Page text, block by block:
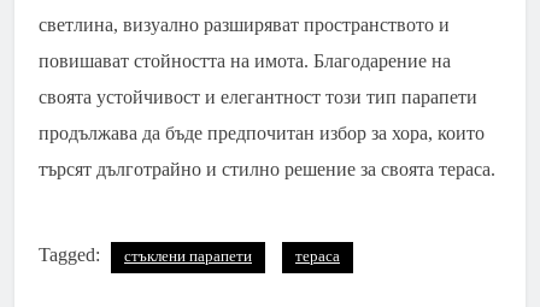
светлина, визуално разширяват пространството и
повишават стойността на имота. Благодарение на
своята устойчивост и елегантност този тип парапети
продължава да бъде предпочитан избор за хора, които
търсят дълготрайно и стилно решение за своята тераса.
Tagged: стъклени парапети тераса